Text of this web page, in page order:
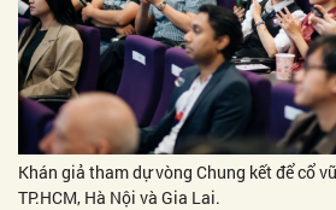
Khán giả tham dự vòng Chung kết để cổ
TP.HCM, Hà Nội và Gia Lai.